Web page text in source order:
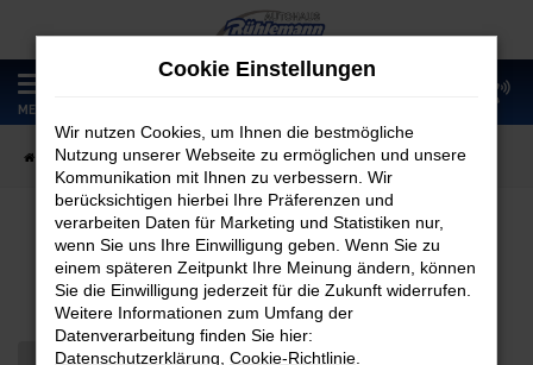
Zum
Hauptinhalt
springen
MENÜ
Startseite Fahrzeugangebote Fahrzeugmarkt
Fahrzeugmarkt
Cookie Einstellungen
Wir nutzen Cookies, um Ihnen die bestmögliche
Nutzung unserer Webseite zu ermöglichen und unsere
Kommunikation mit Ihnen zu verbessern. Wir
berücksichtigen hierbei Ihre Präferenzen und
verarbeiten Daten für Marketing und Statistiken nur,
wenn Sie uns Ihre Einwilligung geben. Wenn Sie zu
einem späteren Zeitpunkt Ihre Meinung ändern, können
Sie die Einwilligung jederzeit für die Zukunft widerrufen.
Weitere Informationen zum Umfang der
Datenverarbeitung finden Sie hier:
Datenschutzerklärung Cookie-Richtlinie